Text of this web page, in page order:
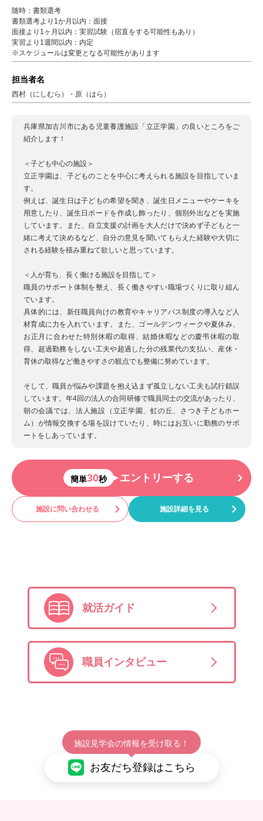
随時：書類選考
書類選考より1か月以内：面接
面接より1ヶ月以内：実習試験（宿直をする可能性もあり）
実習より1週間以内：内定
※スケジュールは変更となる可能性があります
担当者名
西村（にしむら）・原（はら）
兵庫県加古川市にある児童養護施設「立正学園」の良いところをご
紹介します！
＜子ども中心の施設＞
立正学園は、子どものことを中心に考えられる施設を目指していま
す。
例えば、誕生日は子どもの希望を聞き、誕生日メニューやケーキを
用意したり、誕生日ボードを作成し飾ったり、個別外出などを実施
しています。また、自立支援の計画を大人だけで決めず子どもと一
緒に考えて決めるなど、自分の意見を聞いてもらえた経験や大切に
される経験を積み重ねて欲しいと思っています。
＜人が育ち、長く働ける施設を目指して＞
職員のサポート体制を整え、長く働きやすい職場づくりに取り組ん
でいます。
具体的には、新任職員向けの教育やキャリアパス制度の導入など人
材育成に力を入れています。また、ゴールデンウィークや夏休み、
お正月に合わせた特別休暇の取得、結婚休暇などの慶弔休暇の取
得、超過勤務をしない工夫や超過した分の残業代の支払い、産休・
育休の取得など働きやすさの観点でも整備に努めています。
そして、職員が悩みや課題を抱え込まず孤立しない工夫も試行錯誤
しています。年4回の法人の合同研修で職員同士の交流があったり、
朝の会議では、法人施設（立正学園、虹の丘、さつき子どもホー
ム）が情報交換する場を設けていたり、時にはお互いに勤務のサポ
ートをしあっています。
簡単30秒 エントリーする
施設に問い合わせる 施設詳細を見る
就活ガイド
職員インタビュー
施設見学会の情報を受け取る！
お友だち登録はこちら